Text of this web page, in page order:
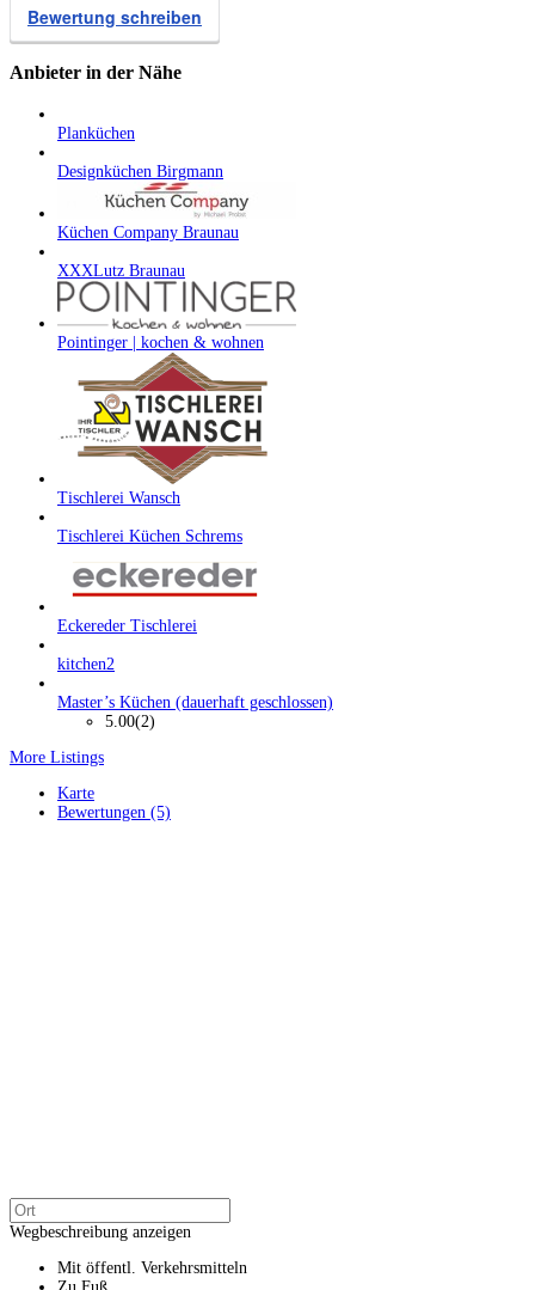
Bewertung schreiben
Anbieter in der Nähe
Planküchen
Designküchen Birgmann
Küchen Company Braunau
XXXLutz Braunau
Pointinger | kochen & wohnen
Tischlerei Wansch
Tischlerei Küchen Schrems
Eckereder Tischlerei
kitchen2
Master’s Küchen (dauerhaft geschlossen)
5.00(2)
More Listings
Karte
Bewertungen (5)
Wegbeschreibung anzeigen
Mit öffentl. Verkehrsmitteln